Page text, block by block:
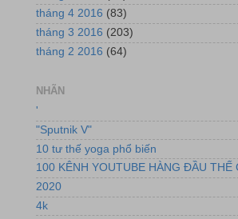
tháng 4 2016 (83)
tháng 3 2016 (203)
tháng 2 2016 (64)
NHÃN
'
"Sputnik V"
10 tư thế yoga phổ biến
100 KÊNH YOUTUBE HÀNG ĐẦU THẾ
2020
4k